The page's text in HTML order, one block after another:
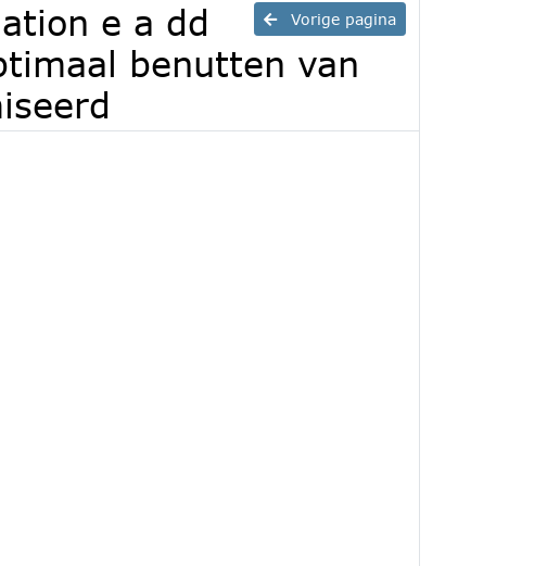
Vorige pagina
e a dd
benutten van